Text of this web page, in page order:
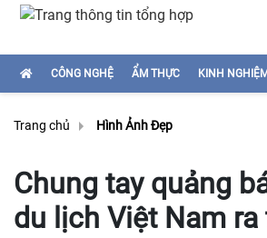
CÔNG NGHỆ ẨM THỰC KINH
Trang chủ Hình Ảnh Đẹp
Chung tay quảng
du lịch Việt Nam ra